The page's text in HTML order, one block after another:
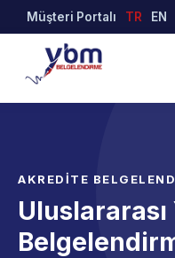
Müşteri Portalı TR EN
AKREDİTE